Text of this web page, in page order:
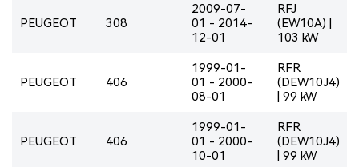
PEUGEOT 308
2009-07-
01 - 2014-
12-01
RFJ
(EW10A) |
103 kW
PEUGEOT 406
1999-01-
01 - 2000-
08-01
RFR
(DEW10J4)
| 99 kW
PEUGEOT 406
1999-01-
01 - 2000-
10-01
RFR
(DEW10J4)
| 99 kW